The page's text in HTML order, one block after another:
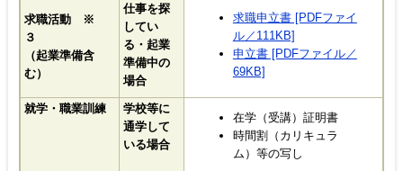
求職活動 ※
３
（起業準備含
む）
仕事を探
してい
る・起業
準備中の
場合
求職申立書 [PDFファイ
ル／111KB]
申立書 [PDFファイル／
69KB]
就学・職業訓練
学校等に
通学して
いる場合
在学（受講）証明書
時間割（カリキュラ
ム）等の写し